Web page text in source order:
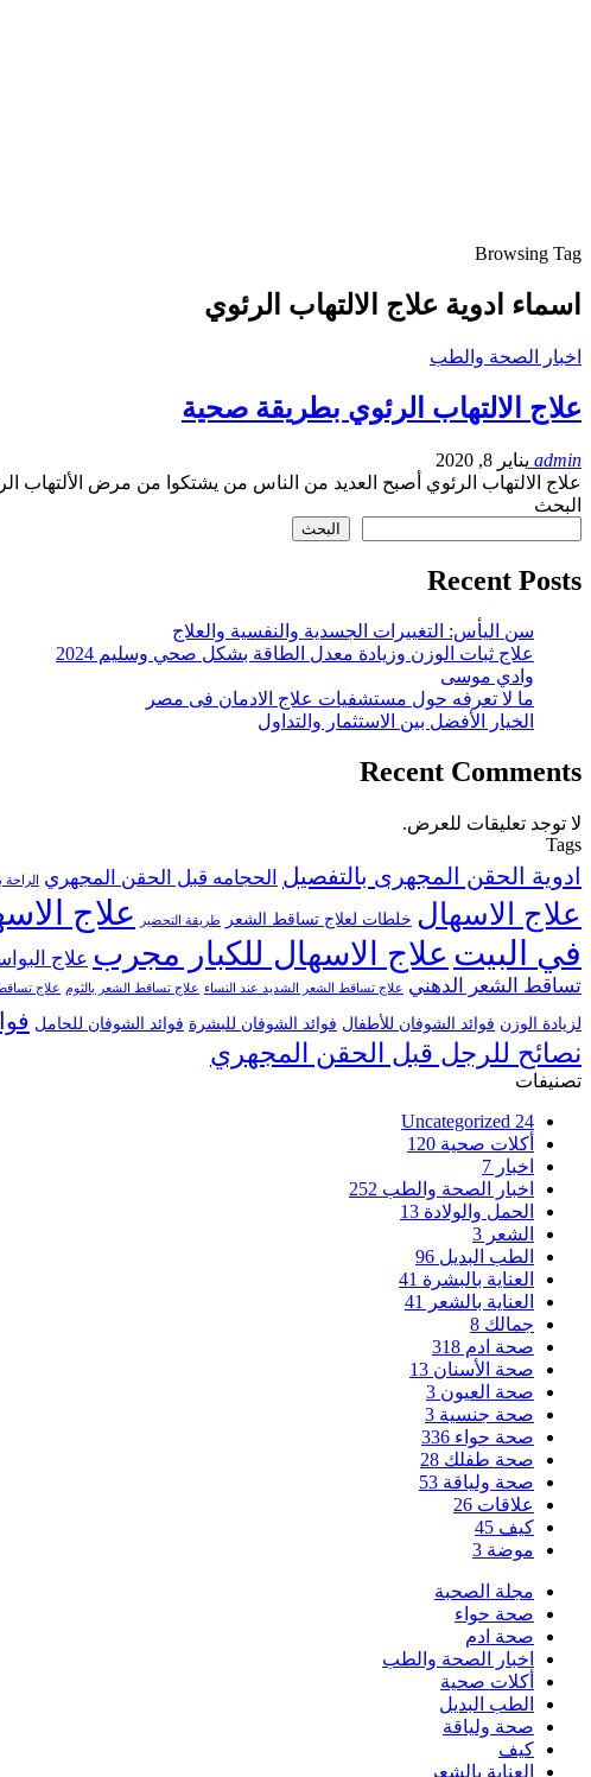
Browsing Tag
اسماء ادوية علاج الالتهاب الرئوي
اخبار الصحة والطب
علاج الالتهاب الرئوي بطريقة صحية
admin يناير 8, 2020
علاج الالتهاب الرئوي أصبح العديد من الناس من يشتكوا من مرض
البحث
البحث
Recent Posts
سن اليأس: التغييرات الجسدية والنفسية والعلاج
علاج ثبات الوزن وزيادة معدل الطاقة بشكل صحي وسليم 2024
وادي موسى
ما لا تعرفه حول مستشفيات علاج الادمان فى مصر
الخيار الأفضل بين الاستثمار والتداول
Recent Comments
لا توجد تعليقات للعرض.
Tags
ادوية الحقن المجهرى بالتفصيل الحجامه قبل الحقن المجهري
علاج الاسهال خلطات لعلاج تساقط الشعر طريقة التحضير علاج
في البيت علاج الاسهال للكبار مجرب علاج
تساقط الشعر الدهني علاج تساقط الشعر الشديد عند النساء علاج تساقط الشعر بالثوم علاج
لزيادة الوزن فوائد الشوفان للأطفال فوائد الشوفان للبشرة فوائد الشوفان للحامل
نصائح للرجل قبل الحقن المجهري
تصنيفات
Uncategorized 24
أكلات صحية 120
اخبار 7
اخبار الصحة والطب 252
الحمل والولادة 13
الشعر 3
الطب البديل 96
العناية بالبشرة 41
العناية بالشعر
41
جمالك 8
صحة ادم 318
صحة الأسنان 13
صحة العيون 3
صحة جنسية 3
صحة حواء 336
صحة طفلك 28
صحة ولياقة 53
علاقات 26
كيف 45
موضة 3
مجلة الصحبة
صحة حواء
صحة ادم
اخبار الصحة والطب
أكلات صحية
الطب البديل
صحة ولياقة
كيف
العناية بالشعر